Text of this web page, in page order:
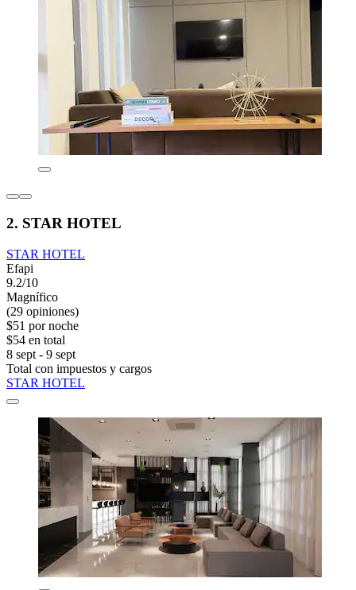
2. STAR HOTEL
STAR HOTEL
Efapi
9.2/10
Magnífico
(29 opiniones)
$51 por noche
$54 en total
8 sept - 9 sept
Total con impuestos y cargos
STAR HOTEL